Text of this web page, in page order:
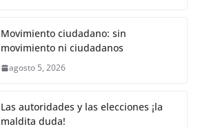
s
A
p
y
Li
k
gr
a
e
Movimiento ciudadano: sin
movimiento ni ciudadanos
agosto 5, 2026
Las autoridades y las elecciones ¡la
maldita duda!